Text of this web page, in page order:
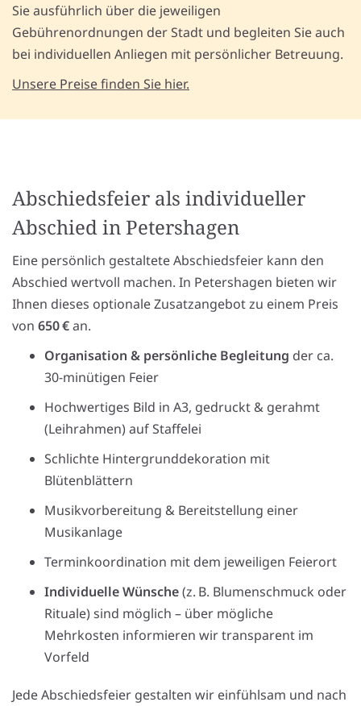
Sie ausführlich über die jeweiligen
Gebührenordnungen der Stadt und begleiten Sie auch
bei individuellen Anliegen mit persönlicher Betreuung.
Unsere Preise finden Sie hier.
Abschiedsfeier als individueller
Abschied in Petershagen
Eine persönlich gestaltete Abschiedsfeier kann den
Abschied wertvoll machen. In Petershagen bieten wir
Ihnen dieses optionale Zusatzangebot zu einem Preis
von 650 €an.
Organisation & persönliche Begleitung der ca.
30-minütigen Feier
Hochwertiges Bild in A3, gedruckt & gerahmt
(Leihrahmen) auf Staffelei
Schlichte Hintergrunddekoration mit
Blütenblättern
Musikvorbereitung & Bereitstellung einer
Musikanlage
Terminkoordination mit dem jeweiligen Feierort
Individuelle Wünsche(z. B. Blumenschmuck oder
Rituale) sind möglich – über mögliche
Mehrkosten informieren wir transparent im
Vorfeld
Jede Abschiedsfeier gestalten wir einfühlsam und nach